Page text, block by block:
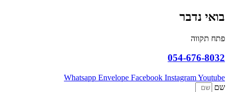
בואי נדבר
פתח תקווה
054-676-8032
Whatsapp Envelope Facebook InstagramYoutube
שם